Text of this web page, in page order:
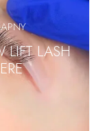
LIFT LASH